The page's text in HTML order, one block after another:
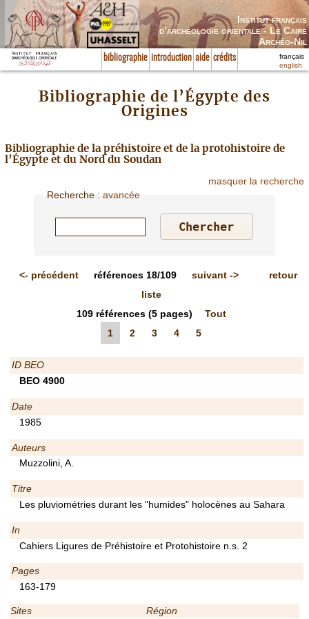
Institut français
d’archéologie orientale - Le Caire
Archéo-Nil
bibliographie introduction aide crédits
français
english
Bibliographie de l’Égypte des
Origines
Bibliographie de la préhistoire et de la protohistoire de
l’Égypte et du Nord du Soudan
masquer la recherche
Recherche :avancée
<- précédent références18/109 suivant->
retour
liste
109 références(5 pages)
Tout
1
2 3 4 5
ID BEO
BEO 4900
Date
1985
Auteurs
Muzzolini, A.
Titre
Les pluviométries durant les "humides" holocènes au Sahara
In
Cahiers Ligures de Préhistoire et Protohistoire n.s. 2
Pages
163-179
Sites Région